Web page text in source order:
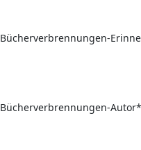
Bücherverbrennungen-
Bücherverbrennungen-